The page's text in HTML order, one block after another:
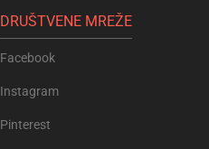
DRUŠTVENE MREŽE
Facebook
Instagram
Pinterest